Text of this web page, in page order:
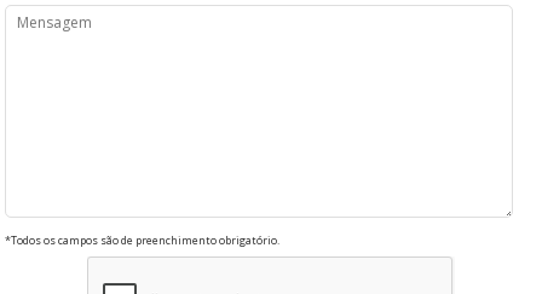
*Todos os campos são de preenchimento obrigatório.